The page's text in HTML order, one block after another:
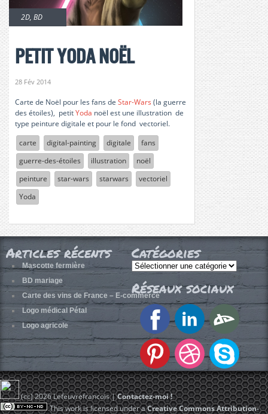
2D, BD
petit Yoda noël
28 Fév 2014
Carte de Noël pour les fans de Star-Wars (la guerre
des étoiles), petitYoda noël est une illustration de
type peinture digitale et pour le fond vectoriel.
carte
digital-painting digitale
fans
guerre-des-étoiles
illustration
noël
peinture
star-wars starwars
vectoriel
Yoda
Articles récents
Mascotte fermière
BD mariage
Carte des vins de France – E-commerce
Logo médical Pétal
Logo agricole
Catégories
Catégories
Réseaux sociaux
(cc) 2026 Lefeuvrefrancois |Contactez-moi !
This work is licensed under aCreative CommonsAttribution-